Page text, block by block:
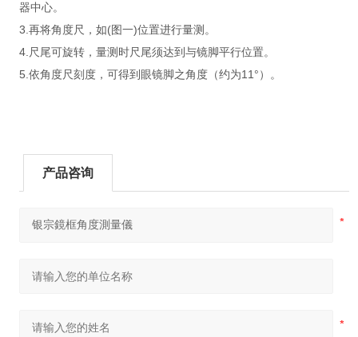
器中心。
3.再将角度尺，如(图一)位置进行量测。
4.尺尾可旋转，量测时尺尾须达到与镜脚平行位置。
5.依角度尺刻度，可得到眼镜脚之角度（约为11°）。
产品咨询